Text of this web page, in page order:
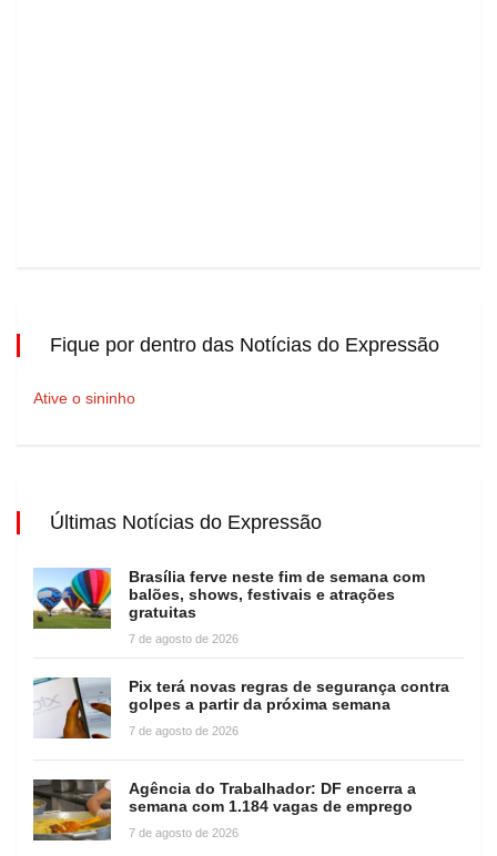
Fique por dentro das Notícias do Expressão
Ative o sininho
Últimas Notícias do Expressão
Brasília ferve neste fim de semana com
balões, shows, festivais e atrações
gratuitas
7 de agosto de 2026
Pix terá novas regras de segurança contra
golpes a partir da próxima semana
7 de agosto de 2026
Agência do Trabalhador: DF encerra a
semana com 1.184 vagas de emprego
7 de agosto de 2026